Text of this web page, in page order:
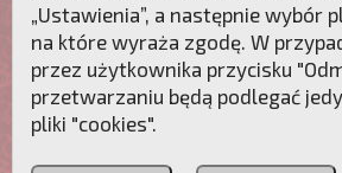
Przebudźmy
Polonia
Christiana
PCh24.pl
„Ustawienia”, a następnie wybór
na które wyraża zgodę. W
przez użytkownika przycisku
przetwarzaniu będą podlegać
pliki "cookies".